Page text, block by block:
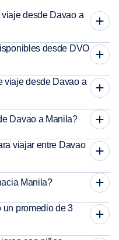
desde Davao a
desde DVO
viaje desde Davao a
Davao a Manila?
viajar entre Davao
Manila?
un promedio de 3